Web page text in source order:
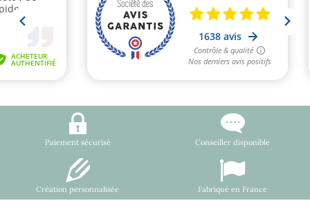
Paiement sécurisé Conseiller disponible
Création personnalisée Fabriqué en France